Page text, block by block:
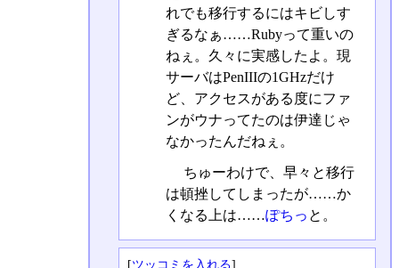
れでも移行するにはキビしす
ぎるなぁ……Rubyって重いの
ねぇ。久々に実感したよ。現
サーバはPenIIIの1GHzだけ
ど、アクセスがある度にファ
ンがウナってたのは伊達じゃ
なかったんだねぇ。
ちゅーわけで、早々と移行
は頓挫してしまったが……か
くなる上は……ぽちっ と。
[ツッコミを入れる]